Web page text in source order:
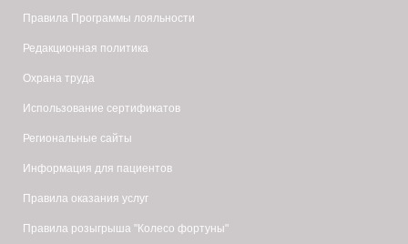
Правила Программы лояльности
Редакционная политика
Охрана труда
Использование сертификатов
Региональные сайты
Информация для пациентов
Правила оказания услуг
Правила розыгрыша "Колесо фортуны"